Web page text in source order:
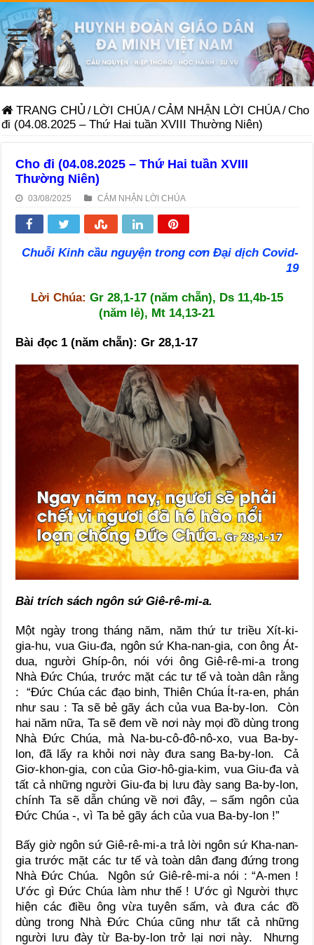
TRANG CHỦ / LỜI CHÚA/CẢM NHẬN LỜI CHÚA/Cho
đi (04.08.2025 – Thứ Hai tuần XVIII Thường Niên)
Cho đi (04.08.2025 – Thứ Hai tuần XVIII
Thường Niên)
03/08/2025 CẢM NHẬN LỜI CHÚA
Chuỗi Kinh cầu nguyện trong cơn Đại dịch Covid-
19
Lời Chúa: Gr 28,1-17 (năm chẵn), Ds 11,4b-15
(năm lẻ), Mt 14,13-21
Bài đọc 1 (năm chẵn): Gr 28,1-17
Bài trích sách ngôn sứ Giê-rê-mi-a.
Một ngày trong tháng năm, năm thứ tư triều Xít-ki-
gia-hu, vua Giu-đa, ngôn sứ Kha-nan-gia, con ông Át-
dua, người Ghíp-ôn, nói với ông Giê-rê-mi-a trong
Nhà Đức Chúa, trước mặt các tư tế và toàn dân rằng
: “Đức Chúa các đạo binh, Thiên Chúa Ít-ra-en, phán
như sau : Ta sẽ bẻ gãy ách của vua Ba-by-lon. Còn
hai năm nữa, Ta sẽ đem về nơi này mọi đồ dùng trong
Nhà Đức Chúa, mà Na-bu-cô-đô-nô-xo, vua Ba-by-
lon, đã lấy ra khỏi nơi này đưa sang Ba-by-lon. Cả
Giơ-khon-gia, con của Giơ-hô-gia-kim, vua Giu-đa và
tất cả những người Giu-đa bị lưu đày sang Ba-by-lon,
chính Ta sẽ dẫn chúng về nơi đây, – sấm ngôn của
Đức Chúa -, vì Ta bẻ gãy ách của vua Ba-by-lon !”
Bấy giờ ngôn sứ Giê-rê-mi-a trả lời ngôn sứ Kha-nan-
gia trước mặt các tư tế và toàn dân đang đứng trong
Nhà Đức Chúa. Ngôn sứ Giê-rê-mi-a nói : “A-men !
Ước gì Đức Chúa làm như thế ! Ước gì Người thực
hiện các điều ông vừa tuyên sấm, và đưa các đồ
dùng trong Nhà Đức Chúa cũng như tất cả những
người lưu đày từ Ba-by-lon trở lại nơi này. Nhưng